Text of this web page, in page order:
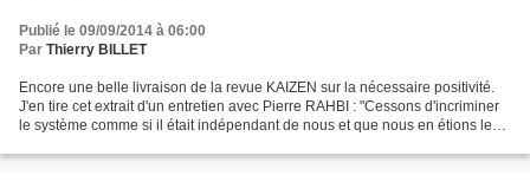
Publié le 09/09/2014 à 06:00
Par Thierry BILLET
Encore une belle livraison de la revue KAIZEN sur la nécessaire positivité.
J'en tire cet extrait d'un entretien avec Pierre RAHBI : "Cessons d'incriminer
le système comme si il était indépendant de nous et que nous en étions les